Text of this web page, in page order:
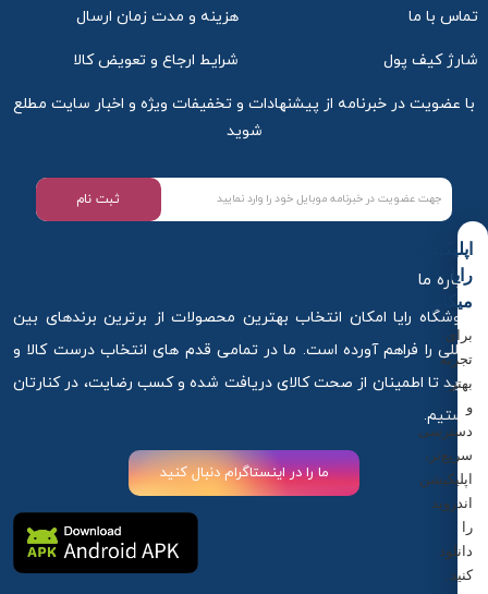
تماس با ما هزینه و مدت زمان ارسال
شارژ کیف پول شرایط ارجاع و تعویض کالا
با عضویت در خبرنامه از پیشنهادات و تخفیفات ویژه و اخبار سایت مطلع
شوید
ثبت نام
درباره ما
فروشگاه رایا امکان انتخاب بهترین محصولات از برترین برندهای بین
المللی را فراهم آورده است. ما در تمامی قدم های انتخاب درست کالا و
خرید تا اطمینان از صحت کالای دریافت شده و کسب رضایت، در کنارتان
هستیم.
ما را در اینستاگرام دنبال کنید
اپلیکیشن
رایا
میکاپ
برای
تجربه
بهتر
و
دسترسی
سریع‌تر،
اپلیکیشن
اندروید
را
دانلود
کنید.